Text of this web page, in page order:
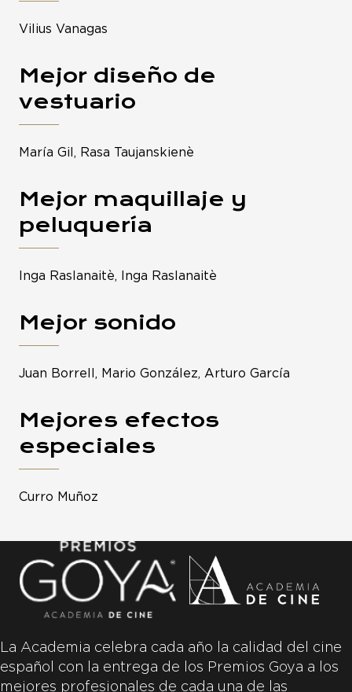
Vilius Vanagas
Mejor diseño de
vestuario
María Gil, Rasa Taujanskienè
Mejor maquillaje y
peluquería
Inga Raslanaitè, Inga Raslanaitè
Mejor sonido
Juan Borrell, Mario González, Arturo García
Mejores efectos
especiales
Curro Muñoz
La Academia celebra cada año la calidad del cine
español con la entrega de los Premios Goya a los
mejores profesionales de cada una de las